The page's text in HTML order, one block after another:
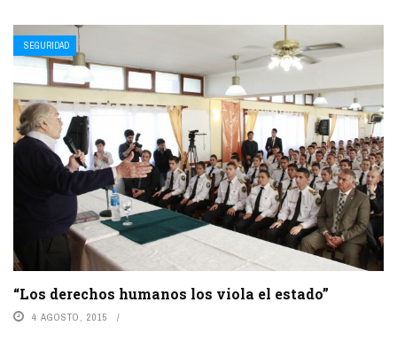
SEGURIDAD
“Los derechos humanos los viola el estado”
4 AGOSTO, 2015